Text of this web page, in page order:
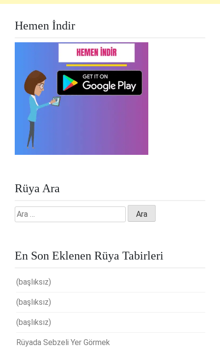
Hemen İndir
Rüya Ara
Arama:
En Son Eklenen Rüya Tabirleri
(başlıksız)
(başlıksız)
(başlıksız)
Rüyada Sebzeli Yer Görmek